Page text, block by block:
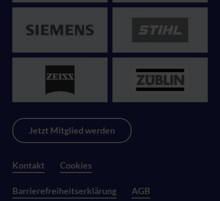
Jetzt Mitglied werden
Kontakt Cookies
Barrierefreiheitserklärung AGB